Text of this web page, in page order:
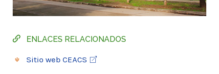
ENLACES RELACIONADOS
Sitio web CEACS